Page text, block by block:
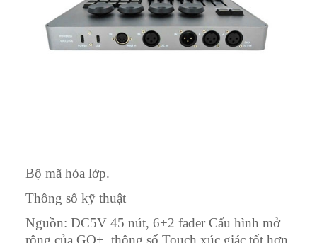
Bộ mã hóa lớp.
Thông số kỹ thuật
Nguồn: DC5V 45 nút, 6+2 fader Cấu hình mở
rộng của GO+, thông số Touch xúc giác tốt hơn